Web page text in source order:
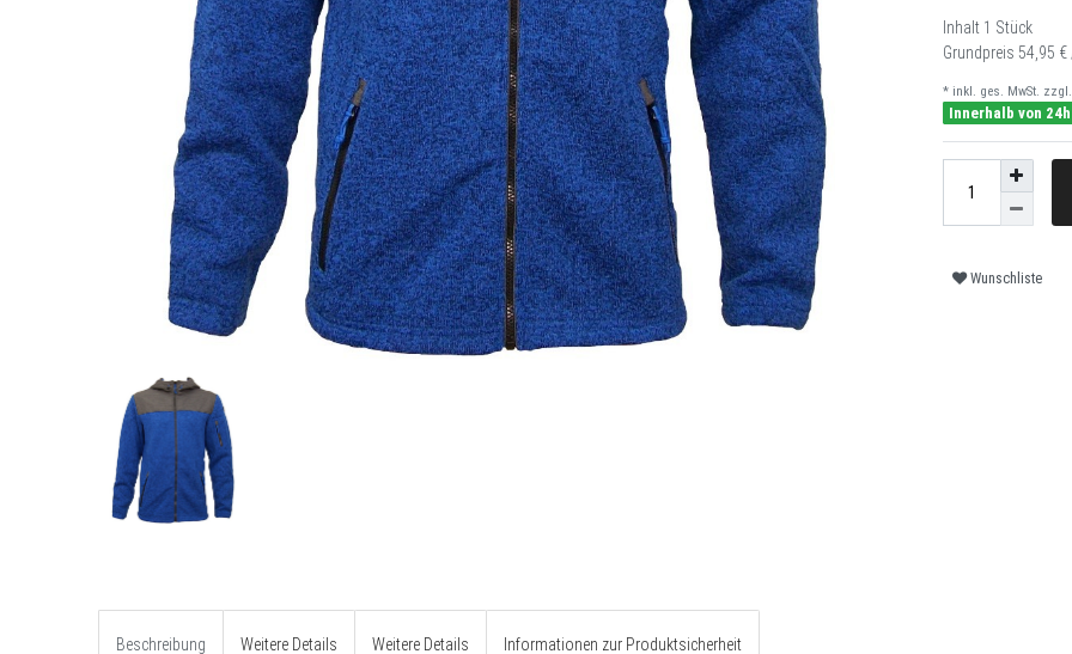
Inhalt 1 Stück
Grundpreis 54,95
* inkl. ges. MwSt. zzgl.
Innerhalb von
Wunschliste
Beschreibung Weitere Details Weitere Details Informationen zur Produktsicherheit